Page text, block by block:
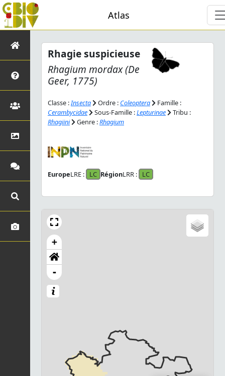
Atlas
Rhagie suspicieuse
Rhagium mordax(De
Geer, 1775)
Classe :Insecta Ordre : Coleoptera
Famille :
Cerambycidae
Sous-Famille :Lepturinae
Tribu :
Rhagiini
Genre :Rhagium
EuropeLRE : LC RégionLRR : LC
+
-